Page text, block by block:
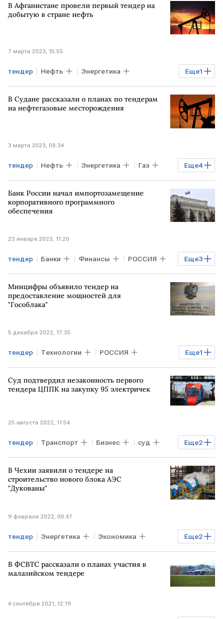
Еврокомиссия
В Афганистане провели первый тендер на
добытую в стране нефть
7 марта 2023, 15:55
Еще1
тендер Нефть Энергетика
АФГАНИСТАН
В Судане рассказали о планах по тендерам
на нефтегазовые месторождения
3 марта 2023, 08:34
Еще4
тендер Нефть Энергетика Газ
добыча нефти добыча газа
СУДАН месторождение
Банк России начал импортозамещение
корпоративного программного
обеспечения
23 января 2023, 11:20
Еще3
тендер Банки Финансы РОССИЯ
Банк России ПО
импортозамещение
Минцифры объявило тендер на
предоставление мощностей для
"Гособлака"
5 декабря 2022, 17:35
Еще1
тендер Технологии РОССИЯ
Минцифры
Суд подтвердил незаконность первого
тендера ЦППК на закупку 95 электричек
25 августа 2022, 11:54
Еще2
тендер Транспорт Бизнес суд
электрички ЦППК
В Чехии заявили о тендере на
строительство нового блока АЭС
"Дукованы"
9 февраля 2022, 00:47
Еще2
тендер Энергетика Экономика
ЧЕХИЯ АЭС
В ФСВТС рассказали о планах участия в
малазийском тендере
4 сентября 2021, 12:19